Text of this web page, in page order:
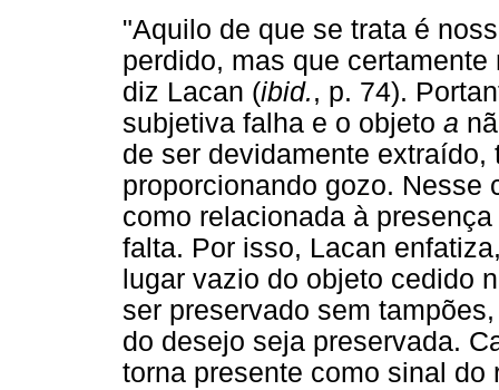
"Aquilo de que se trata é
perdido, mas que
diz Lacan (ibid., p. 74).
subjetiva falha e o objeto a
de ser devidamente
proporcionando gozo. Nesse
como relacionada à
falta. Por isso, Lacan
lugar vazio do objeto cedido
ser preservado sem
do desejo seja preservada.
torna presente como sinal do